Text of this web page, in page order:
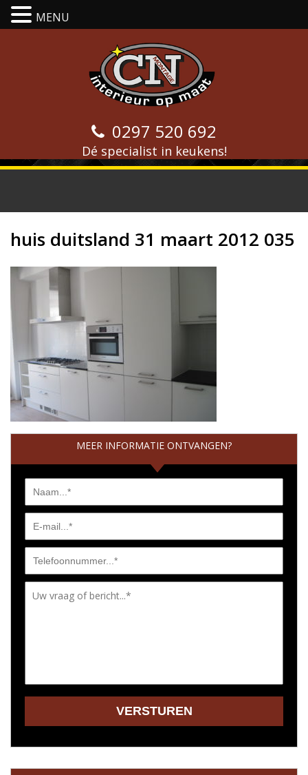
0297 520 692
Dé specialist in keukens!
huis duitsland 31 maart 2012 035
MEER INFORMATIE ONTVANGEN?
MENU